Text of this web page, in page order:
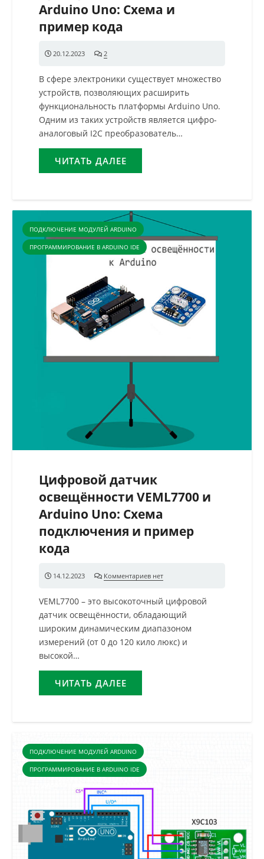
Arduino Uno: Схема и
пример кода
20.12.2023 2
В сфере электроники существует множество
устройств, позволяющих расширить
функциональность платформы Arduino Uno.
Одним из таких устройств является цифро-
аналоговый I2C преобразователь…
ЧИТАТЬ ДАЛЕЕ
ПОДКЛЮЧЕНИЕ МОДУЛЕЙ ARDUINO
ПРОГРАММИРОВАНИЕ В ARDUINO IDE
Цифровой датчик
освещённости VEML7700 и
Arduino Uno: Схема
подключения и пример
кода
14.12.2023 Комментариев нет
VEML7700 – это высокоточный цифровой
датчик освещённости, обладающий
широким динамическим диапазоном
измерений (от 0 до 120 кило люкс) и
высокой…
ЧИТАТЬ ДАЛЕЕ
ПОДКЛЮЧЕНИЕ МОДУЛЕЙ ARDUINO
ПРОГРАММИРОВАНИЕ В ARDUINO IDE